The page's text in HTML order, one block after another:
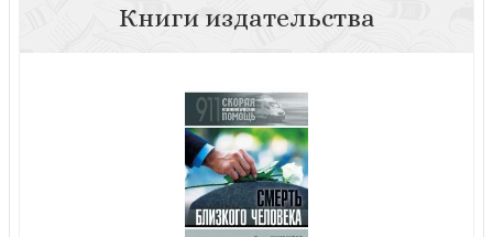
Незапланированная беременность (911: Скорая
психологическая помощь)
Книги издательства